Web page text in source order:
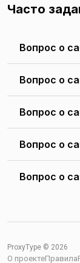
Часто
Вопрос о
Вопрос о
Вопрос о
Вопрос о
Вопрос о
О проектеПравила
ProxyType © 2026